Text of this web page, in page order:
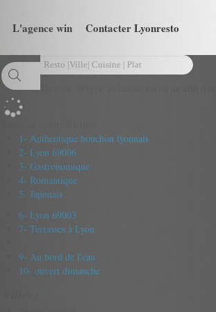
L'agence win Contacter Lyonresto
1- Authentique bouchon lyonnais
2- Lyon 69006
3- Gastronomique
4- Romantique
5- Japonais
6- Lyon 69003
7- Terrasses à Lyon
9- Au bord de l'eau
10- ouvert dimanche